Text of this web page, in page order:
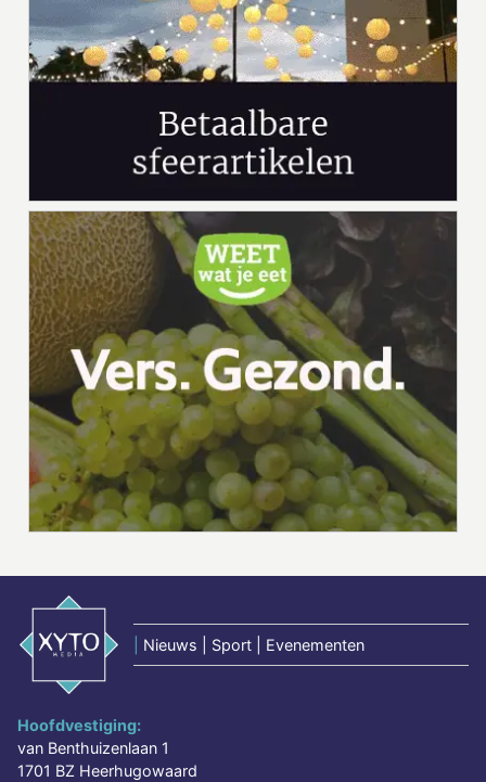
Nieuws | Sport | Evenementen
Hoofdvestiging:
van Benthuizenlaan 1
1701 BZ Heerhugowaard